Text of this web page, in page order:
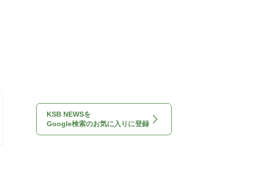
KSB NEWSを
Google検索のお気に入りに登録